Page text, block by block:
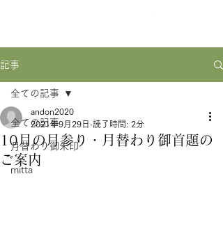
記事
全ての記事
月替わり御朱印
mitta
全ての記事
10月の月参り・月替わり御首題の
ご案内
andon2020
2021年9月29日 読了時間: 2分